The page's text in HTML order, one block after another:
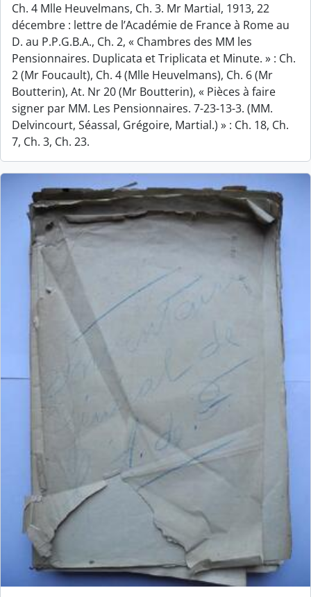
Ch. 4 Mlle Heuvelmans, Ch. 3. Mr Martial, 1913, 22
décembre : lettre de l’Académie de France à Rome au
D. au P.P.G.B.A., Ch. 2, « Chambres des MM les
Pensionnaires. Duplicata et Triplicata et Minute. » : Ch.
2 (Mr Foucault), Ch. 4 (Mlle Heuvelmans), Ch. 6 (Mr
Boutterin), At. Nr 20 (Mr Boutterin), « Pièces à faire
signer par MM. Les Pensionnaires. 7-23-13-3. (MM.
Delvincourt, Séassal, Grégoire, Martial.) » : Ch. 18, Ch.
7, Ch. 3, Ch. 23.